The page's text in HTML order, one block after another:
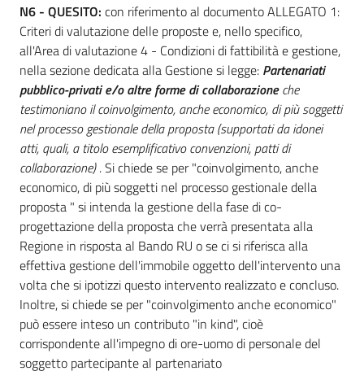
N6 - QUESITO: con riferimento al documento ALLEGATO 1:
Criteri di valutazione delle proposte e, nello specifico,
all'Area di valutazione 4 - Condizioni di fattibilità e gestione,
nella sezione dedicata alla Gestione si legge: Partenariati
pubblico-privati e/o altre forme di collaborazioneche
testimoniano il coinvolgimento, anche economico, di più soggetti
nel processo gestionale della proposta (supportati da idonei
atti, quali, a titolo esemplificativo convenzioni, patti di
collaborazione). Si chiede se per "coinvolgimento, anche
economico, di più soggetti nel processo gestionale della
proposta " si intenda la gestione della fase di co-
progettazione della proposta che verrà presentata alla
Regione in risposta al Bando RU o se ci si riferisca alla
effettiva gestione dell'immobile oggetto dell'intervento una
volta che si ipotizzi questo intervento realizzato e concluso.
Inoltre, si chiede se per "coinvolgimento anche economico"
può essere inteso un contributo "in kind", cioè
corrispondente all'impegno di ore-uomo di personale del
soggetto partecipante al partenariato